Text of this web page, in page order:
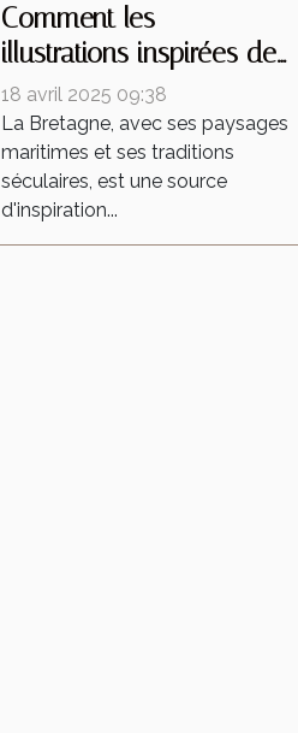
Comment les
illustrations inspirées de
la Bretagne célèbrent la
culture régionale
18 avril 2025 09:38
La Bretagne, avec ses paysages
maritimes et ses traditions
séculaires, est une source
d'inspiration...